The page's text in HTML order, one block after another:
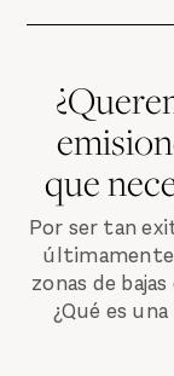
que
Por ser tan
últimamente
zonas de
¿Qué es